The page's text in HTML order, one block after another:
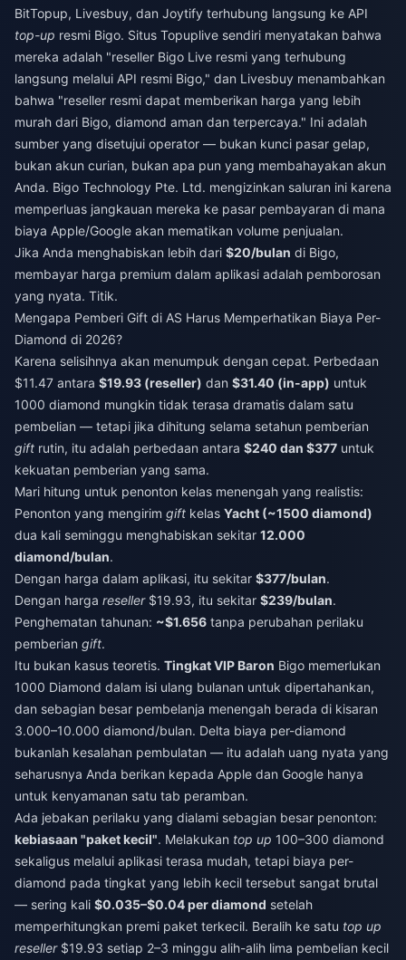
BitTopup, Livesbuy, dan Joytify terhubung langsung ke API
top-up resmi Bigo. Situs Topuplive sendiri menyatakan bahwa
mereka adalah "reseller Bigo Live resmi yang terhubung
langsung melalui API resmi Bigo," dan Livesbuy menambahkan
bahwa "reseller resmi dapat memberikan harga yang lebih
murah dari Bigo, diamond aman dan terpercaya." Ini adalah
sumber yang disetujui operator — bukan kunci pasar gelap,
bukan akun curian, bukan apa pun yang membahayakan akun
Anda. Bigo Technology Pte. Ltd. mengizinkan saluran ini karena
memperluas jangkauan mereka ke pasar pembayaran di mana
biaya Apple/Google akan mematikan volume penjualan.
Jika Anda menghabiskan lebih dari $20/bulan di Bigo,
membayar harga premium dalam aplikasi adalah pemborosan
yang nyata. Titik.
Mengapa Pemberi Gift di AS Harus Memperhatikan Biaya Per-
Diamond di 2026?
Karena selisihnya akan menumpuk dengan cepat. Perbedaan
$11.47 antara $19.93 (reseller) dan $31.40 (in-app) untuk
1000 diamond mungkin tidak terasa dramatis dalam satu
pembelian — tetapi jika dihitung selama setahun pemberian
gift rutin, itu adalah perbedaan antara $240 dan $377 untuk
kekuatan pemberian yang sama.
Mari hitung untuk penonton kelas menengah yang realistis:
Penonton yang mengirim gift kelas Yacht (~1500 diamond)
dua kali seminggu menghabiskan sekitar 12.000
diamond/bulan.
Dengan harga dalam aplikasi, itu sekitar $377/bulan.
Dengan harga reseller$19.93, itu sekitar $239/bulan.
Penghematan tahunan: ~$1.656 tanpa perubahan perilaku
pemberian gift.
Itu bukan kasus teoretis. Tingkat VIP Baron Bigo memerlukan
1000 Diamond dalam isi ulang bulanan untuk dipertahankan,
dan sebagian besar pembelanja menengah berada di kisaran
3.000–10.000 diamond/bulan. Delta biaya per-diamond
bukanlah kesalahan pembulatan — itu adalah uang nyata yang
seharusnya Anda berikan kepada Apple dan Google hanya
untuk kenyamanan satu tab peramban.
Ada jebakan perilaku yang dialami sebagian besar penonton:
kebiasaan "paket kecil". Melakukan top up 100–300 diamond
sekaligus melalui aplikasi terasa mudah, tetapi biaya per-
diamond pada tingkat yang lebih kecil tersebut sangat brutal
— sering kali $0.035–$0.04 per diamond setelah
memperhitungkan premi paket terkecil. Beralih ke satu top up
reseller$19.93 setiap 2–3 minggu alih-alih lima pembelian kecil